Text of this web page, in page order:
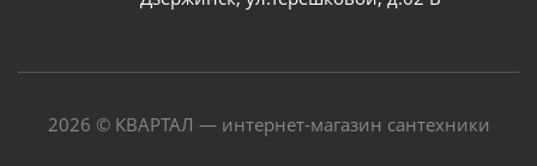
2026 © КВАРТАЛ — интернет-магазин сантехники